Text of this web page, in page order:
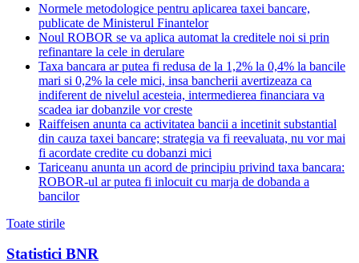
Normele metodologice pentru aplicarea taxei bancare,
publicate de Ministerul Finantelor
Noul ROBOR se va aplica automat la creditele noi si prin
refinantare la cele in derulare
Taxa bancara ar putea fi redusa de la 1,2% la 0,4% la bancile
mari si 0,2% la cele mici, insa bancherii avertizeaza ca
indiferent de nivelul acesteia, intermedierea financiara va
scadea iar dobanzile vor creste
Raiffeisen anunta ca activitatea bancii a incetinit substantial
din cauza taxei bancare; strategia va fi reevaluata, nu vor mai
fi acordate credite cu dobanzi mici
Tariceanu anunta un acord de principiu privind taxa bancara:
ROBOR-ul ar putea fi inlocuit cu marja de dobanda a
bancilor
Toate stirile
Statistici BNR